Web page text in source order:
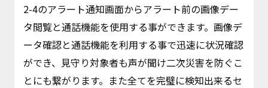
2-4のアラート通知画面からアラート前の画像デー
タ閲覧と通話機能を使用する事ができます。画像デ
ータ確認と通話機能を利用する事で迅速に状況確認
ができ、見守り対象者も声が聞け二次災害を防ぐこ
とにも繋がります。また全てを完璧に検知出来るセ